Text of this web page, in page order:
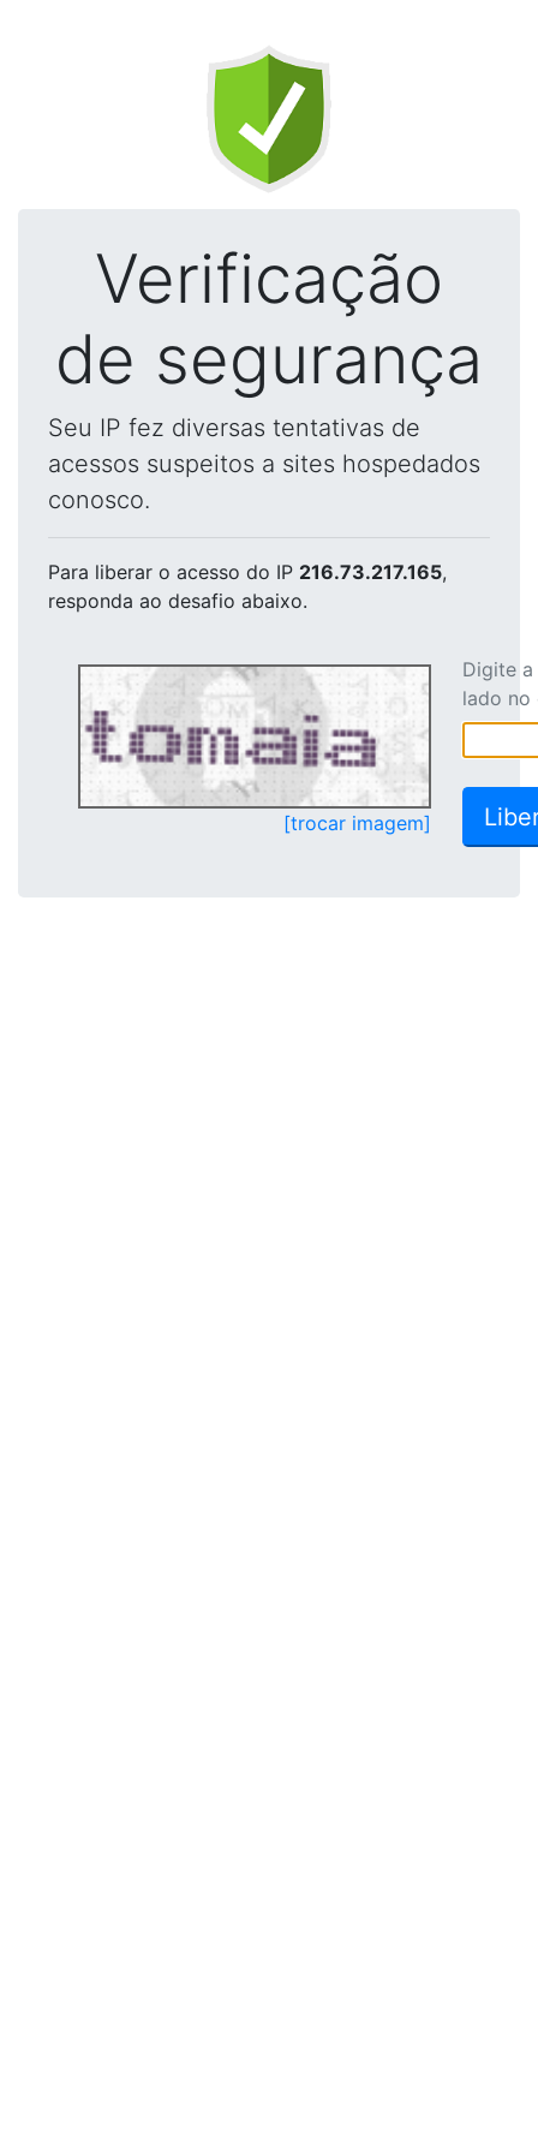
Verificação
de segurança
Seu IP fez diversas tentativas de
acessos suspeitos a sites hospedados
conosco.
Para liberar o acesso do IP 216.73.217.165,
responda ao desafio abaixo.
[trocar imagem]
Digite
lado no